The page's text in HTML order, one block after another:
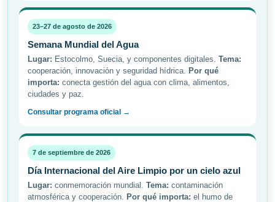
23–27 de agosto de 2026
Semana Mundial del Agua
Lugar: Estocolmo, Suecia, y componentes digitales. Tema:
cooperación, innovación y seguridad hídrica. Por qué
importa: conecta gestión del agua con clima, alimentos,
ciudades y paz.
Consultar programa oficial →
7 de septiembre de 2026
Día Internacional del Aire Limpio por un cielo azul
Lugar: conmemoración mundial. Tema: contaminación
atmosférica y cooperación. Por qué importa: el humo de